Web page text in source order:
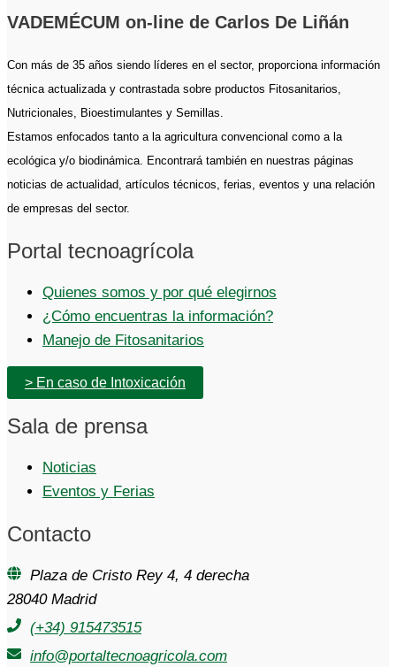
VADEMÉCUM on-line de Carlos De Liñán
Con más de 35 años siendo líderes en el sector, proporciona información
técnica actualizada y contrastada sobre productos Fitosanitarios,
Nutricionales, Bioestimulantes y Semillas.
Estamos enfocados tanto a la agricultura convencional como a la
ecológica y/o biodinámica. Encontrará también en nuestras páginas
noticias de actualidad, artículos técnicos, ferias, eventos y una relación
de empresas del sector.
Portal tecnoagrícola
Quienes somos y por qué elegirnos
¿Cómo encuentras la información?
Manejo de Fitosanitarios
> En caso de Intoxicación
Sala de prensa
Noticias
Eventos y Ferias
Contacto
Plaza de Cristo Rey 4, 4 derecha
28040 Madrid
(+34) 915473515
info@portaltecnoagricola.com